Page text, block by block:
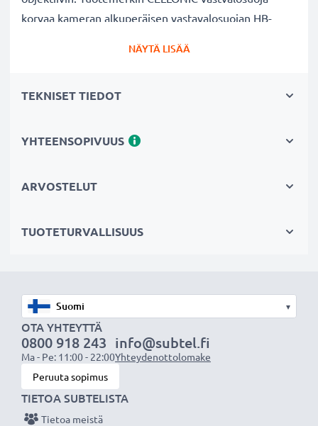
korvaa kameran alkuperäisen vastavalosuojan HB-
/ terälehti bajonetti tuotemerkiltä CELLONIC
✔ Lisää värien syvyyttä, kontrastia ja yksityiskohtia
✔ Suojaa linssiä sateelta, pölyltä sekä muilta tahroilta
vastavalosuojaa
✔ Vastavalosuoja muotokuva- ja teleobjektiiveille
✔ Voidaan yhdistää linssisuojukseen, objektiivin
suojukseen tai suotimiin
✔ Muotoiltu bajonetti-vastavalosuoja
bajonettikiinnityksellä, sopii vain tiettyihin
objektiiveihin
NÄYTÄ LISÄÄ
TEKNISET TIEDOT
YHTEENSOPIVUUS
ARVOSTELUT
TUOTETURVALLISUUS
▾
OTA YHTEYTTÄ
0800 918 243
Ma - Pe: 11:00 - 22:00
info@subtel.fi
Yhteydenottolomake
Peruuta sopimus
TIETOA SUBTELISTA
Tietoa meistä